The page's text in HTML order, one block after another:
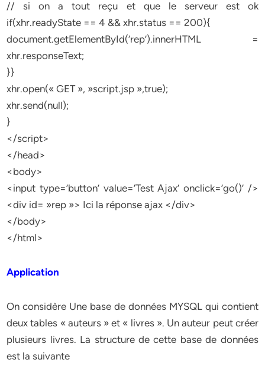
// si on a tout reçu et que le serveur est ok
if(xhr.readyState == 4 && xhr.status == 200){
document.getElementById(‘rep’).innerHTML =
xhr.responseText;
}}
xhr.open(« GET », »script.jsp »,true);
xhr.send(null);
}
</script>
</head>
<body>
<input type=’button’ value=’Test Ajax’ onclick=’go()’ />
<div id= »rep »> Ici la réponse ajax </div>
</body>
</html>
Application
On considère Une base de données MYSQL qui contient
deux tables « auteurs » et « livres ». Un auteur peut créer
plusieurs livres. La structure de cette base de données
est la suivante